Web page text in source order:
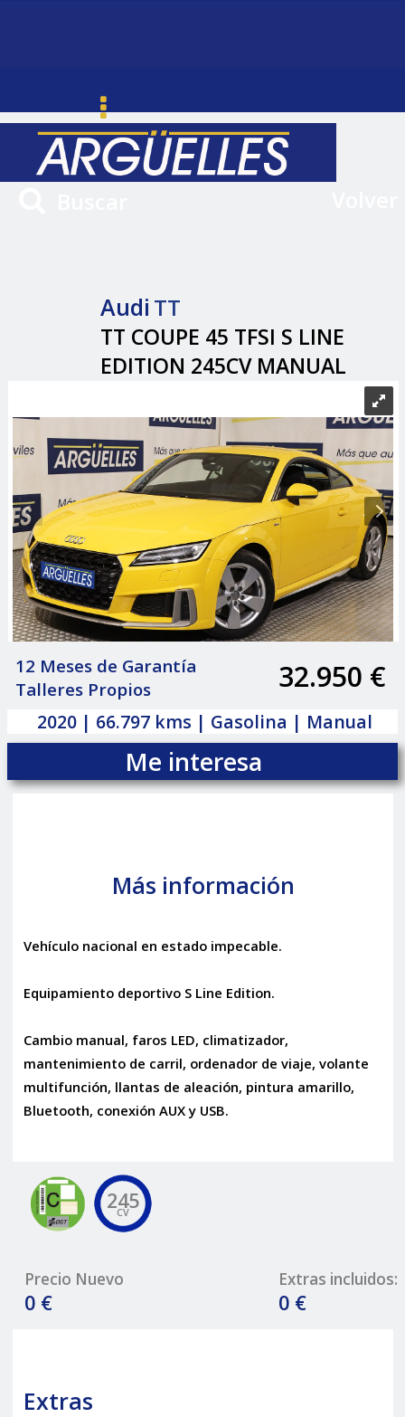
Audi TT
TT COUPE 45 TFSI S LINE
EDITION 245CV MANUAL
12 Meses de Garantía
Talleres Propios
32.950 €
2020 | 66.797 kms | Gasolina | Manual
Me interesa
Más información
Vehículo nacional en estado impecable.
Equipamiento deportivo S Line Edition.
Cambio manual, faros LED, climatizador,
mantenimiento de carril, ordenador de viaje, volante
multifunción, llantas de aleación, pintura amarillo,
Bluetooth, conexión AUX y USB.
245
CV
Precio Nuevo
0 €
Extras incluidos:
0 €
Extras